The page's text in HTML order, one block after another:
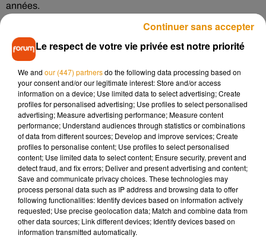
années.
Reste qu’après plus de 25 ans de bons et loyaux services,
Internet Explorer et son logo en forme de boussole restera
dans les mémoires. Sur Twitter, les hommages commencent
à pleuvoir !
Alors déjà, bonjour
— Internet Explorer (@intrnetexp)May 20, 2021
Fin d'internet explorer en juin 2022 : le Ministère de la
Justice en PLS
— JAP In Progress (@JudgeInProgress)May 21, 2021
Musique
Le respect de votre vie privée est notre priorité
We and our (447) partnersdo the following data processing based on
your consent and/or our legitimate interest: Store and/or access
information on a device; Use limited data to select advertising; Create
profiles for personalised advertising; Use profiles to select personalised
advertising; Measure advertising performance; Measure content
performance; Understand audiences through statistics or combinations
of data from different sources; Develop and improve services; Create
profiles to personalise content; Use profiles to select personalised
content; Use limited data to select content; Ensure security, prevent and
detect fraud, and fix errors; Deliver and present advertising and content;
Save and communicate privacy choices. These technologies may
process personal data such as IP address and browsing data to offer
following functionalities: Identify devices based on information actively
requested; Use precise geolocation data; Match and combine data from
other data sources; Link different devices; Identify devices based on
information transmitted automatically.
Continuer sans accepter